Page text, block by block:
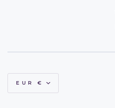
Valuta
EUR €